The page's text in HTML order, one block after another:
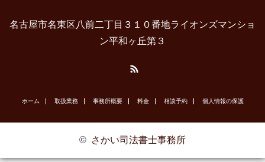
名古屋市名東区八前二丁目３１０番地ライオンズマンショ
ン平和ヶ丘第３
ホーム 取扱業務 事務所概要 料金 相談予約 個人情報の保護
© さかい司法書士事務所